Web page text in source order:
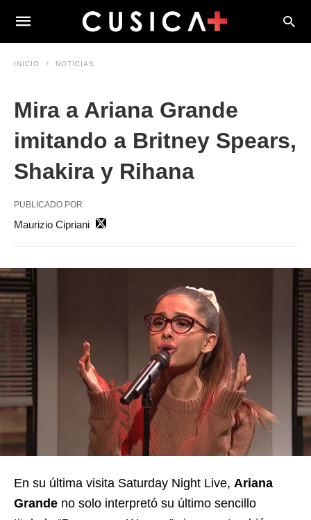
INICIO NOTICIAS
Mira a Ariana Grande
imitando a Britney Spears,
Shakira y Rihana
PUBLICADO POR
Maurizio Cipriani
En su última visita Saturday Night Live, Ariana
Grande no solo interpretó su último sencillo